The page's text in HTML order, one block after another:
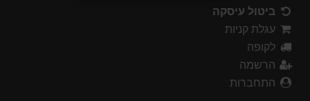
ביטול עיסקה
עגלת קניות
לקופה
הרשמה
התחברות